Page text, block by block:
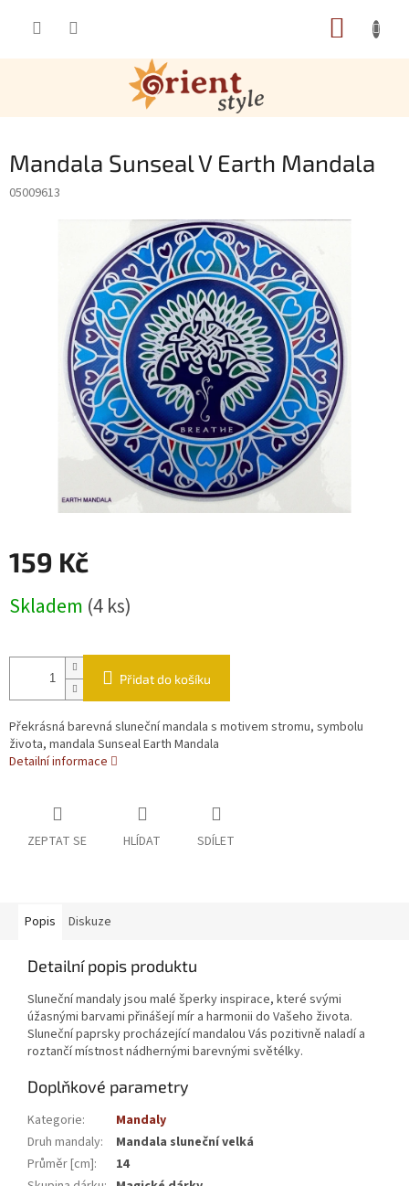
Mandala Sunseal V Earth Mandala
05009613
159 Kč
Skladem (4 ks)
Přidat do košíku
Překrásná barevná sluneční mandala s motivem stromu, symbolu
života, mandala Sunseal Earth Mandala
Detailní informace
ZEPTAT SE HLÍDAT SDÍLET
Popis Diskuze
Detailní popis produktu
Sluneční mandaly jsou malé šperky inspirace, které svými
úžasnými barvami přinášejí mír a harmonii do Vašeho života.
Sluneční paprsky procházející mandalou Vás pozitivně naladí a
roztančí místnost nádhernými barevnými světélky.
Doplňkové parametry
Kategorie:
Mandaly
Druh mandaly:
Mandala sluneční velká
Průměr [cm]:
14